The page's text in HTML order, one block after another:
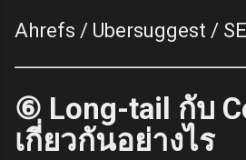
Ahrefs / Ubersuggest /
⑥ Long-tail กับ
เกี่ยวกันอย่างไร